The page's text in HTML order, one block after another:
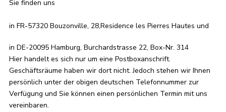
Sie finden uns
in FR-57320 Bouzonville, 28,Residence les Pierres Hautes und
in DE-20095 Hamburg, Burchardstrasse 22, Box-Nr. 314
Hier handelt es sich nur um eine Postboxanschrift.
Geschäftsräume haben wir dort nicht. Jedoch stehen wir Ihnen
persönlich unter der obigen deutschen Telefonnummer zur
Verfügung und Sie können einen persönlichen Termin mit uns
vereinbaren.